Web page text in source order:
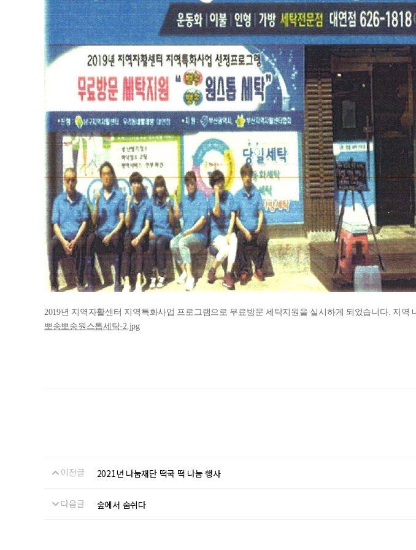
2019년 지역자활센터 지역특화사업 프로그램으로 무료방문 세탁지원을 실시하게 되었습니다. 지
뽀송뽀송원스톱세탁-2.jpg
이전글 2021년 나눔재단 떡국 떡 나눔 행사
다음글 숲에서 숨쉬다